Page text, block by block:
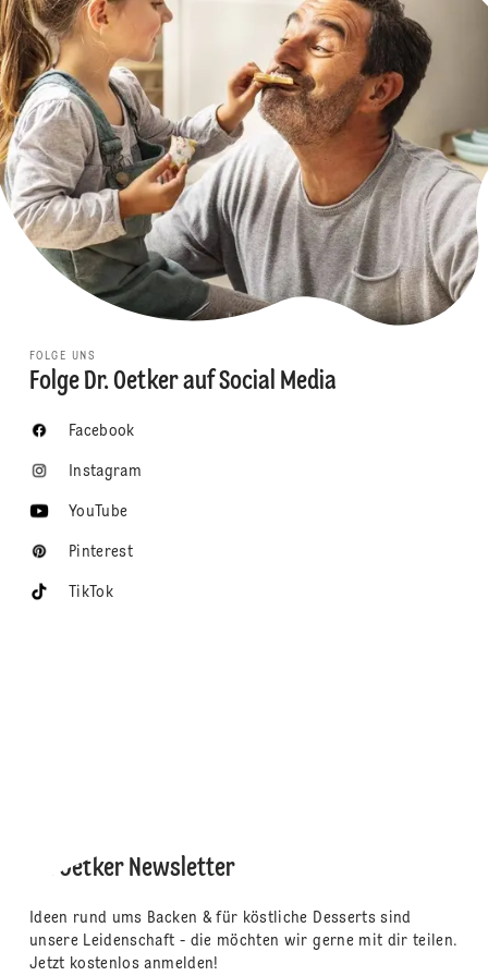
FOLGE UNS
Folge Dr. Oetker auf Social Media
Facebook
Instagram
YouTube
Pinterest
TikTok
Dr. Oetker Newsletter
Ideen rund ums Backen & für köstliche Desserts sind
unsere Leidenschaft - die möchten wir gerne mit dir teilen.
Jetzt kostenlos anmelden!